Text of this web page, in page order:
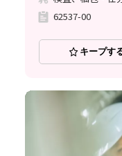
62537-00
キープす